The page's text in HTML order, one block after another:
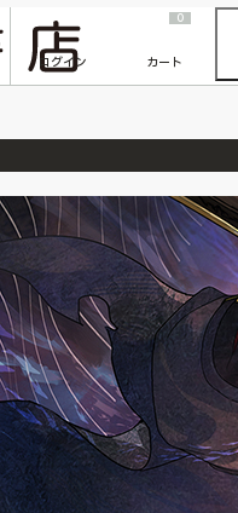
『ONE PIECE magazine 021 ONE PIECEカード付き同梱版』発売延期のご案内
ログイン
0
カート